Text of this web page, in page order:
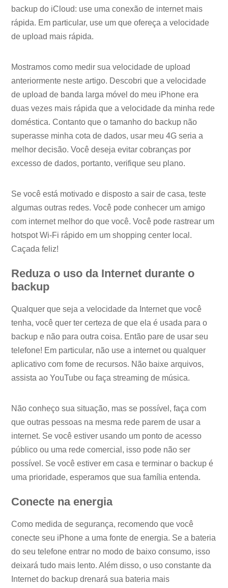
backup do iCloud: use uma conexão de internet mais
rápida. Em particular, use um que ofereça a velocidade
de upload mais rápida.
Mostramos como medir sua velocidade de upload
anteriormente neste artigo. Descobri que a velocidade
de upload de banda larga móvel do meu iPhone era
duas vezes mais rápida que a velocidade da minha rede
doméstica. Contanto que o tamanho do backup não
superasse minha cota de dados, usar meu 4G seria a
melhor decisão. Você deseja evitar cobranças por
excesso de dados, portanto, verifique seu plano.
Se você está motivado e disposto a sair de casa, teste
algumas outras redes. Você pode conhecer um amigo
com internet melhor do que você. Você pode rastrear um
hotspot Wi-Fi rápido em um shopping center local.
Caçada feliz!
Reduza o uso da Internet durante o
backup
Qualquer que seja a velocidade da Internet que você
tenha, você quer ter certeza de que ela é usada para o
backup e não para outra coisa. Então pare de usar seu
telefone! Em particular, não use a internet ou qualquer
aplicativo com fome de recursos. Não baixe arquivos,
assista ao YouTube ou faça streaming de música.
Não conheço sua situação, mas se possível, faça com
que outras pessoas na mesma rede parem de usar a
internet. Se você estiver usando um ponto de acesso
público ou uma rede comercial, isso pode não ser
possível. Se você estiver em casa e terminar o backup é
uma prioridade, esperamos que sua família entenda.
Conecte na energia
Como medida de segurança, recomendo que você
conecte seu iPhone a uma fonte de energia. Se a bateria
do seu telefone entrar no modo de baixo consumo, isso
deixará tudo mais lento. Além disso, o uso constante da
Internet do backup drenará sua bateria mais